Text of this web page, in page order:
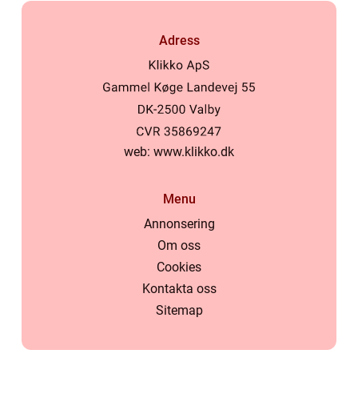
Adress
web: www.klikko.dk
Menu
Annonsering
Om oss
Cookies
Kontakta oss
Sitemap